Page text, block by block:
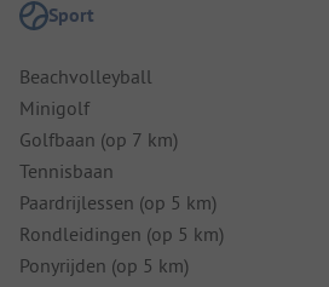
Sport
Beachvolleyball
Minigolf
Golfbaan (op 7 km)
Tennisbaan
Paardrijlessen (op 5 km)
Rondleidingen (op 5 km)
Ponyrijden (op 5 km)